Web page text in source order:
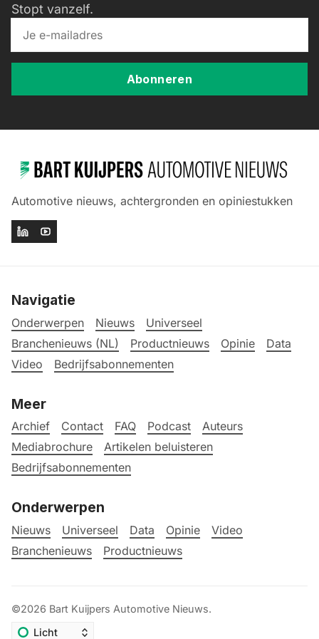
Stopt vanzelf.
Abonneren
Automotive nieuws, achtergronden en opiniestukken
Navigatie
Onderwerpen Nieuws
Universeel
Branchenieuws (NL)
Productnieuws Opinie
Data
Video
Bedrijfsabonnementen
Meer
Archief Contact FAQ Podcast
Auteurs
Mediabrochure
Artikelen beluisteren
Bedrijfsabonnementen
Onderwerpen
Nieuws Universeel Data Opinie
Video
Branchenieuws
Productnieuws
©2026 Bart Kuijpers Automotive Nieuws.